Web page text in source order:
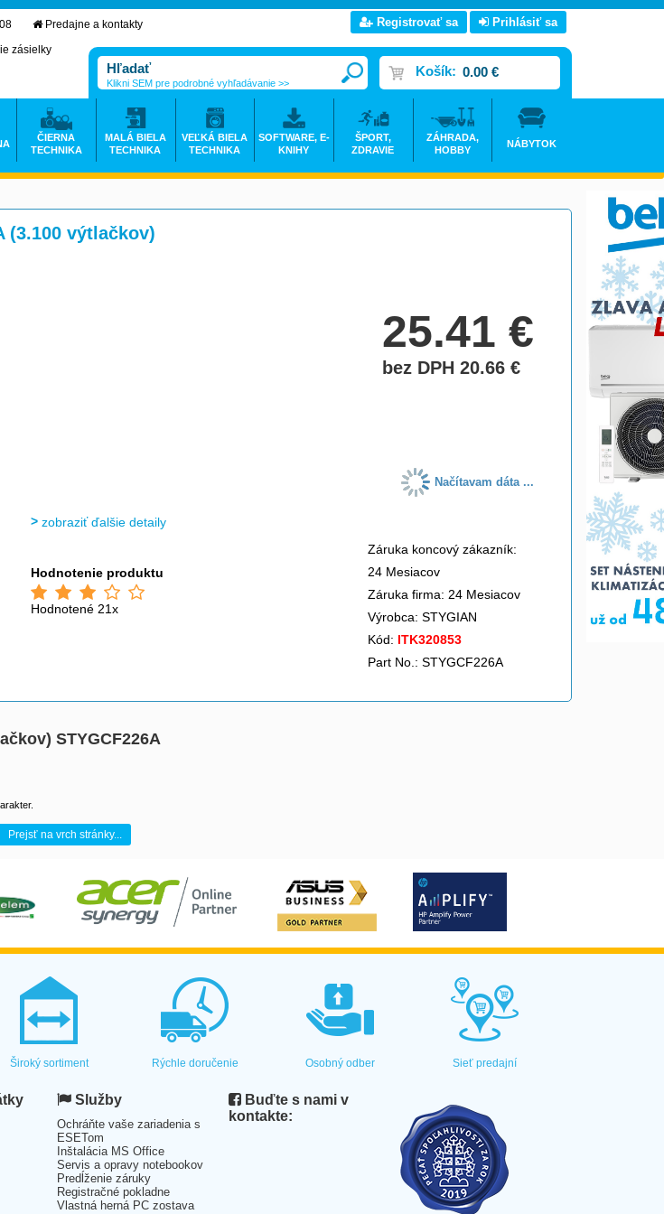
(3.100 výtlačkov)
25.41€
bez DPH 20.66€
Načítavam dáta ...
zobraziť ďalšie detaily
Hodnotenie produktu
Hodnotené 21x
Záruka koncový zákazník:
24 Mesiacov
Záruka firma: 24 Mesiacov
Výrobca: STYGIAN
Kód: ITK320853
Part No.: STYGCF226A
STYGCF226A
Prejsť na vrch stránky...
Predajne a kontakty
zásielky
Registrovať sa Prihlásiť sa
Košík: 0.00 €
Klikni SEM pre podrobné vyhľadávanie >>
ČIERNA
TECHNIKA
MALÁ BIELA
TECHNIKA
VEĽKÁ BIELA
TECHNIKA
SOFTWARE, E-
KNIHY
ŠPORT,
ZDRAVIE
ZÁHRADA,
HOBBY
NÁBYTOK
Široký sortiment Rýchle doručenie Osobný odber Sieť predajní
Služby
Ochráňte vaše zariadenia s
ESETom
Inštalácia MS Office
Servis a opravy notebookov
Predĺženie záruky
Registračné pokladne
Vlastná herná PC zostava
Buďte s nami v
kontakte: